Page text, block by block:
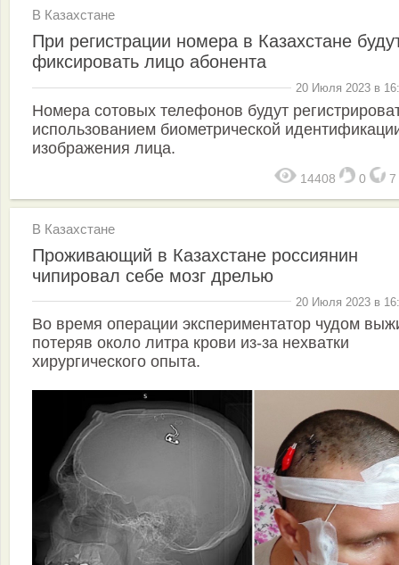
В Казахстане
При регистрации номера в Казахстане
фиксировать лицо абонента
20 Июля 2023 в
Номера сотовых телефонов будут
использованием биометрической
изображения лица.
14408 0 7
В Казахстане
Проживающий в Казахстане россиянин
чипировал себе мозг дрелью
20 Июля 2023 в
Во время операции экспериментатор чудом
потеряв около литра крови из-за нехватки
хирургического опыта.